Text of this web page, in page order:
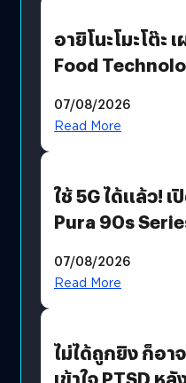
อายิโนะโมะโต๊ะ
Food
บริโภคและ B2B
07/08/2026
Read More
ใช้ 5G ได้แล้ว!
Pura 90s
07/08/2026
Read More
ไม่ได้ถูกยิง ก็อา